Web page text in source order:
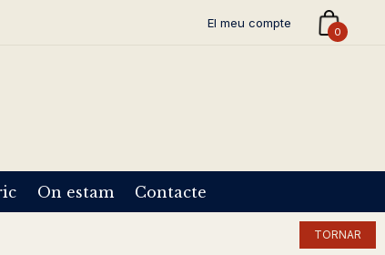
El meu compte
0
On estam Contacte
TORNAR